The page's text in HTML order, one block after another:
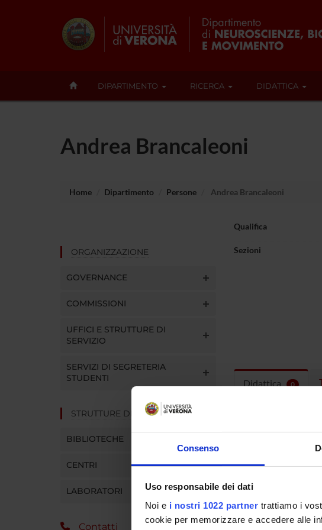
Consenso
Uso responsabile dei dati
Noi e i nostri 1022 partner trattiamo i
cookie per memorizzare e accedere alle
DIPARTIMENTO RICERCA DIDATTICA
Andrea Brancaleoni
Home Dipartimento Persone Andrea Brancaleoni
ORGANIZZAZIONE
GOVERNANCE
COMMISSIONI
UFFICI E STRUTTURE DI
SERVIZIO
SERVIZI DI SEGRETERIA
STUDENTI
STRUTTURE DEL DIPARTIMENTO
BIBLIOTECHE
CENTRI
LABORATORI
Contatti
Qualifica
Sezioni
Didattica 0
Insegnamenti attivi